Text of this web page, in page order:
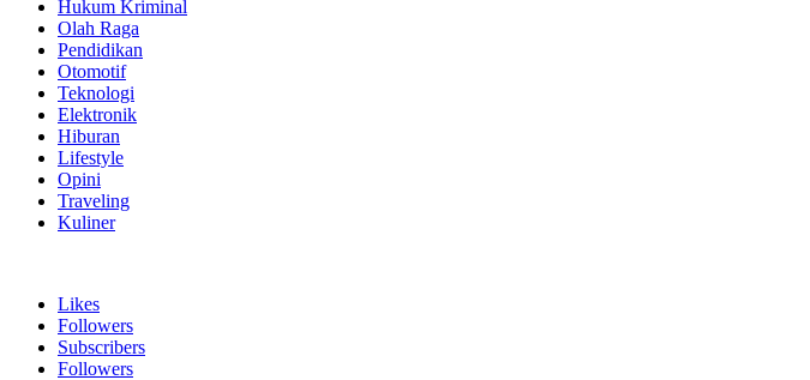
Hukum Kriminal
Olah Raga
Pendidikan
Otomotif
Teknologi
Elektronik
Hiburan
Lifestyle
Opini
Traveling
Kuliner
Likes
Followers
Subscribers
Followers